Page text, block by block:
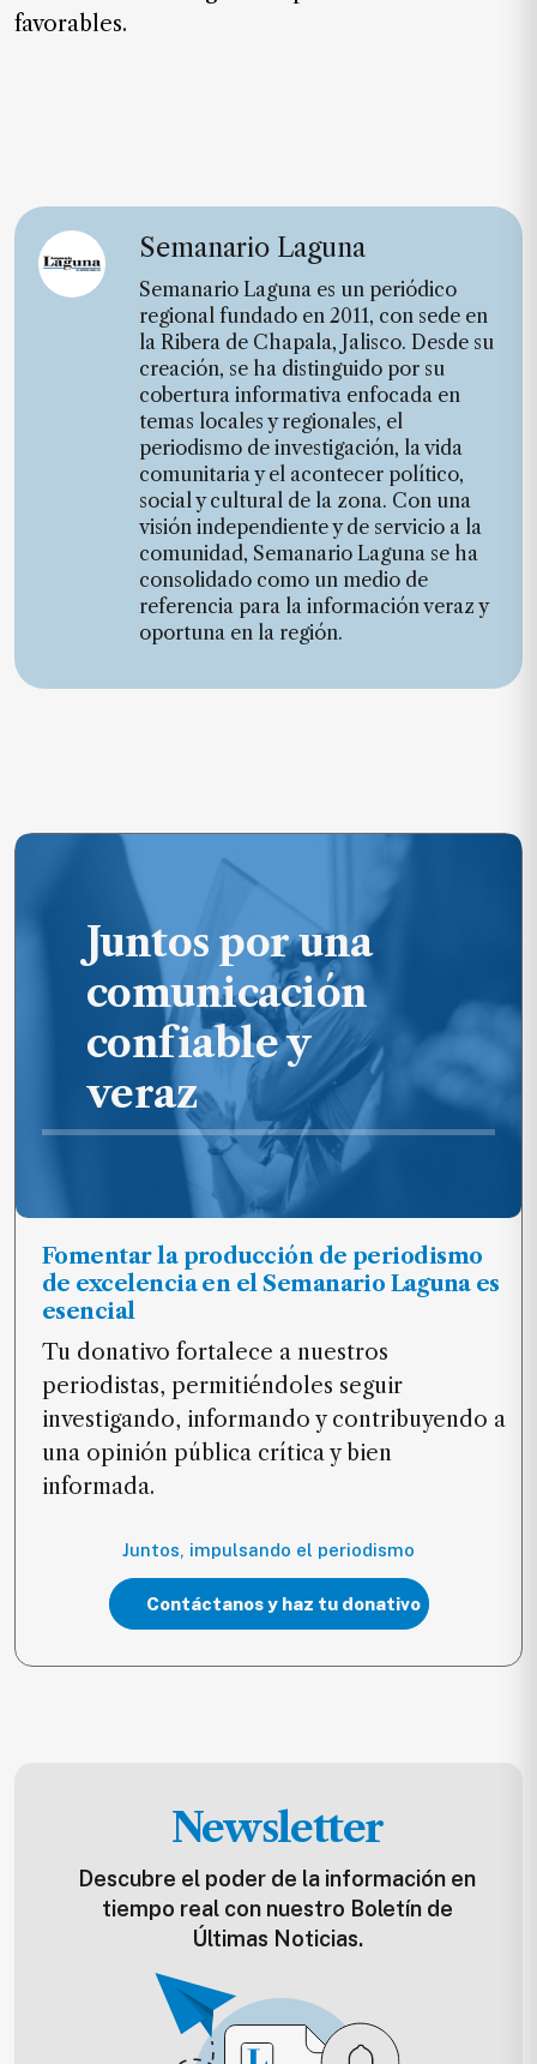
favorables.
Semanario Laguna
Semanario Laguna es un periódico
regional fundado en 2011, con sede en
la Ribera de Chapala, Jalisco. Desde su
creación, se ha distinguido por su
cobertura informativa enfocada en
temas locales y regionales, el
periodismo de investigación, la vida
comunitaria y el acontecer político,
social y cultural de la zona. Con una
visión independiente y de servicio a la
comunidad, Semanario Laguna se ha
consolidado como un medio de
referencia para la información veraz y
oportuna en la región.
Juntos por una
comunicación
confiable y
veraz
Fomentar la producción de periodismo
de excelencia en el Semanario Laguna es
esencial
Tu donativo fortalece a nuestros
periodistas, permitiéndoles seguir
investigando, informando y contribuyendo a
una opinión pública crítica y bien
informada.
Juntos, impulsando el periodismo
Contáctanos y haz tu donativo
Newsletter
Descubre el poder de la información en
tiempo real con nuestro Boletín de
Últimas Noticias.